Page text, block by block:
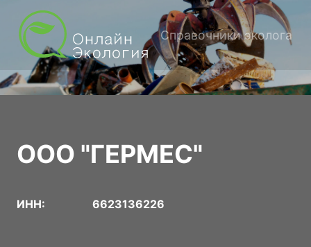
Справочники эколога
ООО "ГЕРМЕС"
ИНН: 6623136226